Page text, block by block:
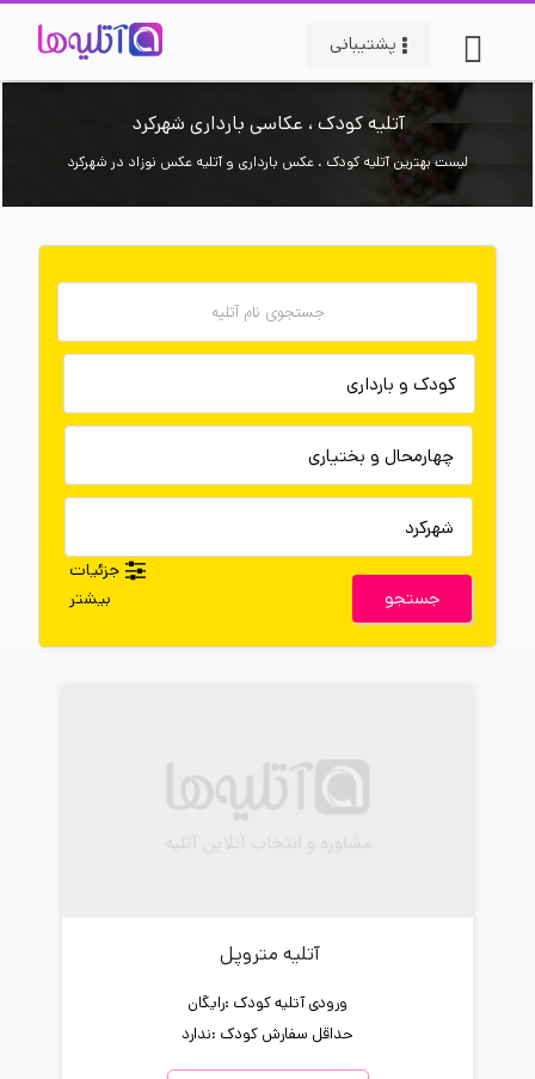
پشتیبانی
آتلیه کودک ، عکاسی بارداری شهرکرد
لیست بهترین آتلیه کودک ، عکس بارداری و آتلیه عکس نوزاد در شهرکرد
جستجو
جزئیات
بیشتر
آتلیه متروپل
ورودی آتلیه کودک :رایگان
حداقل سفارش کودک :ندارد